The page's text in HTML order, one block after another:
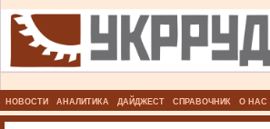
НОВОСТИ АНАЛИТИКА ДАЙДЖЕСТ СПРАВОЧНИК О НАС